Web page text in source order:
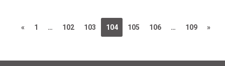
« 1 … 102 103 104 105 106 … 109 »